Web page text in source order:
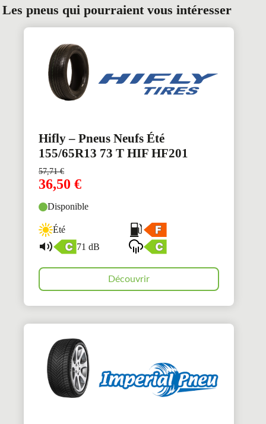
Les pneus qui pourraient vous intéresser
Hifly – Pneus Neufs Été
155/65R13 73 T HIF HF201
57,71€
36,50 €
Disponible
Été
71 dB
Découvrir